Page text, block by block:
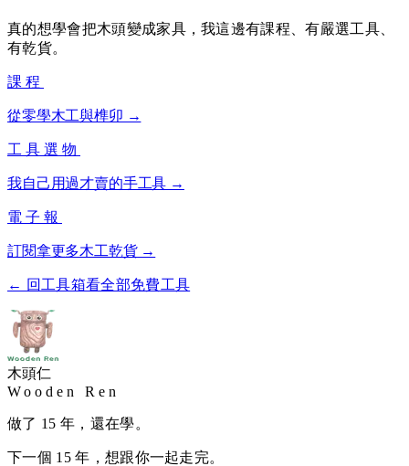
真的想學會把木頭變成家具，我這邊有課程、有嚴選工具、
有乾貨。
課程
從零學木工與榫卯 →
工具選物
我自己用過才賣的手工具 →
電子報
訂閱拿更多木工乾貨 →
← 回工具箱看全部免費工具
木頭仁
Wooden Ren
做了 15 年，還在學。
下一個 15 年，想跟你一起走完。